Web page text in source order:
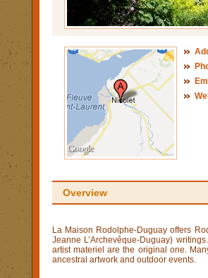
Overview
La Maison Rodolphe-Duguay offers
Jeanne L’Archevêque-Duguay)
artist materiel are the original one.
ancestral artwork and outdoor events.